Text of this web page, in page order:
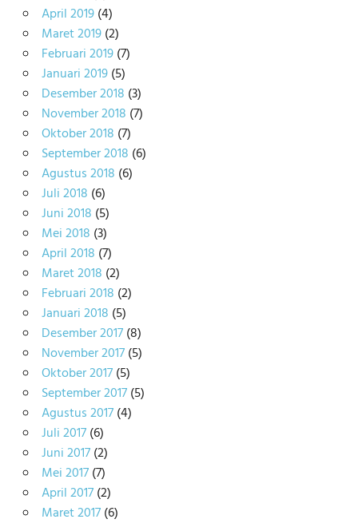
April 2019(4)
Maret 2019(2)
Februari 2019(7)
Januari 2019(5)
Desember 2018 (3)
November 2018 (7)
Oktober 2018 (7)
September 2018 (6)
Agustus 2018 (6)
Juli 2018 (6)
Juni 2018 (5)
Mei 2018 (3)
April 2018 (7)
Maret 2018 (2)
Februari 2018 (2)
Januari 2018 (5)
Desember 2017(8)
November 2017(5)
Oktober 2017(5)
September 2017(5)
Agustus 2017(4)
Juli 2017(6)
Juni 2017(2)
Mei 2017(7)
April 2017(2)
Maret 2017(6)